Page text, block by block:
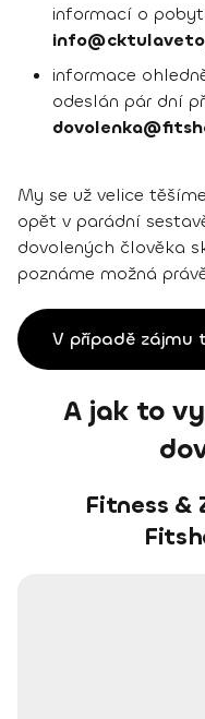
informací o
informace
odeslán pár dní
My se už velice
opět v parádní
dovolených člověka
poznáme možná
A jak to
Fitness &